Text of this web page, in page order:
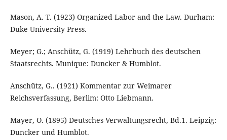
Mason, A. T. (1923) Organized Labor and the Law. Durham:
Duke University Press.
Meyer; G.; Anschütz, G. (1919) Lehrbuch des deutschen
Staatsrechts. Munique: Duncker & Humblot.
Anschütz, G.. (1921) Kommentar zur Weimarer
Reichsverfassung, Berlim: Otto Liebmann.
Mayer, O. (1895) Deutsches Verwaltungsrecht, Bd.1. Leipzig:
Duncker und Humblot.